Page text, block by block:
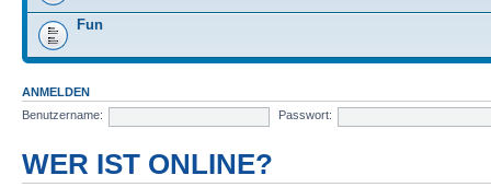
Fun
ANMELDEN
Benutzername:
Passwort:
WER IST ONLINE?